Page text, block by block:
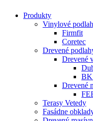
Produkty
Vinylové
Firmfit
Coretec
Drevené
Drevené
BK
Drevené
Terasy Vetedy
Fasádne